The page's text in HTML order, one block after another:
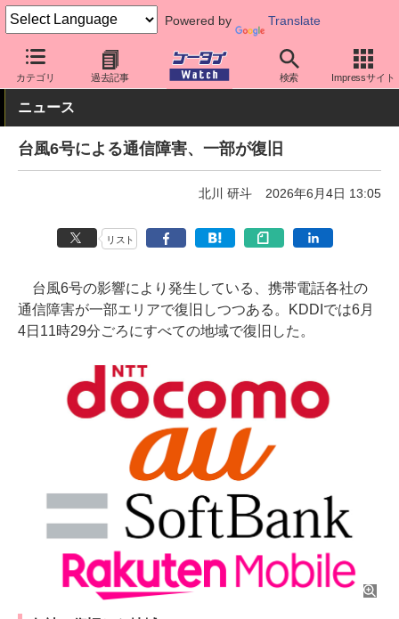
Powered by Translate
カテゴリ 過去記事 検索 Impressサイト
ケータイ Watch キャリア ドコモ 通信障害
ニュース
台風6号による通信障害、一部が復旧
北川 研斗 2026年6月4日 13:05
リスト
台風6号の影響により発生している、携帯電話各社の
通信障害が一部エリアで復旧しつつある。KDDIでは6月
4日11時29分ごろにすべての地域で復旧した。